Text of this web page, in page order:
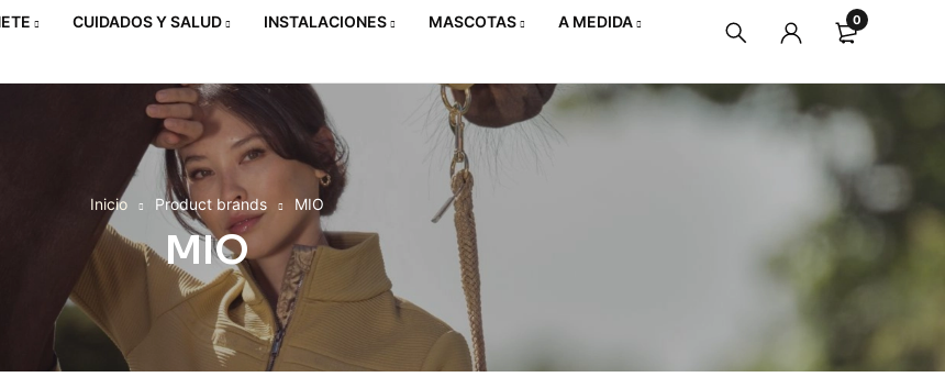
CUIDADOS Y SALUD INSTALACIONES MASCOTAS
A MEDIDA
0
MIO
Inicio Product brands MIO